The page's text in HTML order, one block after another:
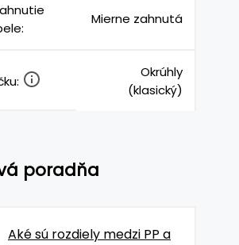
Mierne zahnutá
Okrúhly
(klasický)
poradňa
Aké sú rozdiely medzi PP a